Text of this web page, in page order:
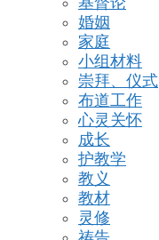
婚姻
家庭
小组材料
崇拜、仪式
布道工作
心灵关怀
成长
护教学
教义
教材
灵修